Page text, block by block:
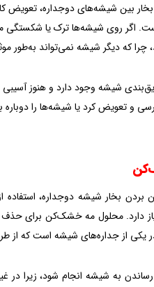
بخار بین شیشه‌های دوجداره،
اگر روی شیشه‌ها ترک یا شکستگی
که دیگر شیشه نمی‌تواند به‌طور
شیشه وجود دارد و هنوز
و تعویض کرد یا شیشه‌ها را
بخار شیشه دوجداره، استفاده
دارد. محلول مه‌ خشک‌کن برای
از جداره‌های شیشه است که از
به شیشه انجام شود، زیرا